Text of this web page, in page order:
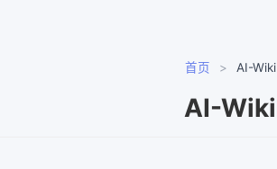
首页 > AI-Wiki
AI-Wiki